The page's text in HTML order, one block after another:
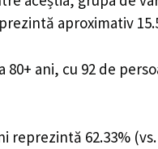
aproximativ
ani, cu 92 de
62.33%